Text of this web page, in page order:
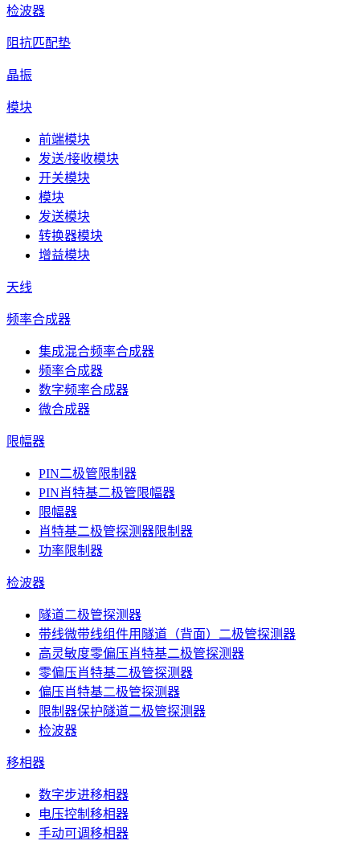
检波器
阻抗匹配垫
晶振
模块
前端模块
发送/接收模块
开关模块
模块
发送模块
转换器模块
增益模块
天线
频率合成器
集成混合频率合成器
频率合成器
数字频率合成器
微合成器
限幅器
PIN二极管限制器
PIN肖特基二极管限幅器
限幅器
肖特基二极管探测器限制器
功率限制器
检波器
隧道二极管探测器
带线微带线组件用隧道（背面）二极管探测器
高灵敏度零偏压肖特基二极管探测器
零偏压肖特基二极管探测器
偏压肖特基二极管探测器
限制器保护隧道二极管探测器
检波器
移相器
数字步进移相器
电压控制移相器
手动可调移相器